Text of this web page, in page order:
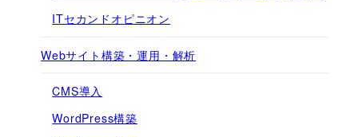
ITセカンドオピニオン
Webサイト構築・運用・解析
CMS導入
WordPress構築